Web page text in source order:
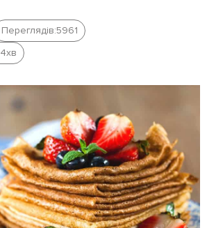
Переглядів:5961
4хв